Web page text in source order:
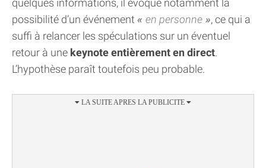
quelques informations, il évoque notamment la
possibilité d’un événement
en personne
, ce qui a
suffi à relancer les spéculations sur un éventuel
retour à une keynote entièrement en direct.
L’hypothèse paraît toutefois peu probable.